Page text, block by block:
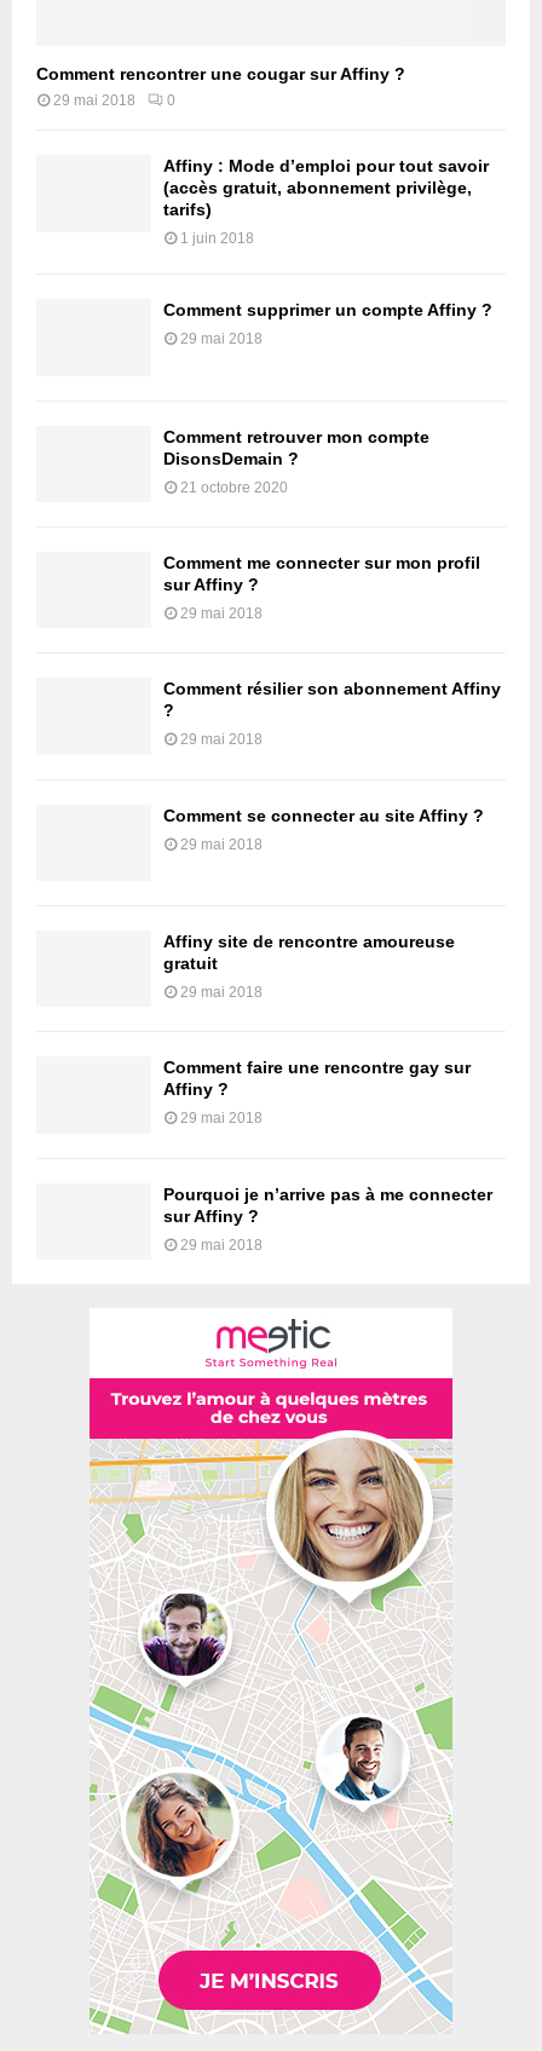
Comment rencontrer une cougar sur Affiny ?
29 mai 2018 0
Affiny : Mode d’emploi pour tout savoir
(accès gratuit, abonnement privilège,
tarifs)
1 juin 2018
Comment supprimer un compte Affiny ?
29 mai 2018
Comment retrouver mon compte
DisonsDemain ?
21 octobre 2020
Comment me connecter sur mon profil
sur Affiny ?
29 mai 2018
Comment résilier son abonnement Affiny
?
29 mai 2018
Comment se connecter au site Affiny ?
29 mai 2018
Affiny site de rencontre amoureuse
gratuit
29 mai 2018
Comment faire une rencontre gay sur
Affiny ?
29 mai 2018
Pourquoi je n’arrive pas à me connecter
sur Affiny ?
29 mai 2018